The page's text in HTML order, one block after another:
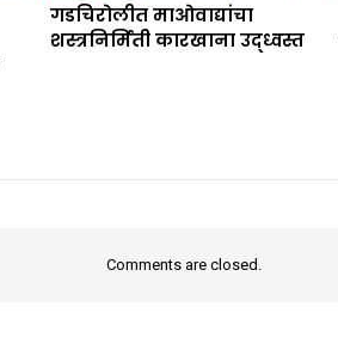
गडचिरोलीत माओवाद्यांचा
शस्त्रनिर्मिती कारखाना उद्ध्वस्त
Comments are closed.